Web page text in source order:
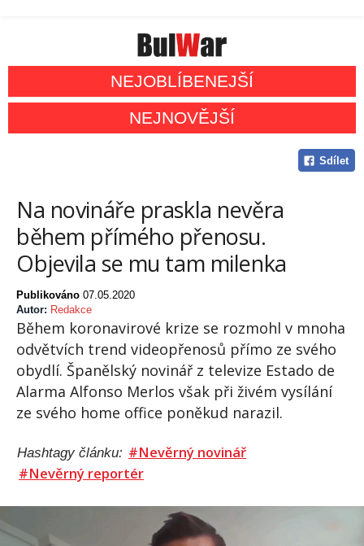
NEJOBLÍBENEJŠÍ
NEJNOVĚJŠÍ
Sdílet
Na novináře praskla nevěra
během přímého přenosu.
Objevila se mu tam milenka
Publikováno 07.05.2020
Autor: Redakce
Během koronavirové krize se rozmohl v mnoha
odvětvích trend videopřenosů přímo ze svého
obydlí. Španělský novinář z televize Estado de
Alarma Alfonso Merlos však při živém vysílání
ze svého home office poněkud narazil.
Hashtagy článku: #Nevěrný novinář
#Nevěrný reportér